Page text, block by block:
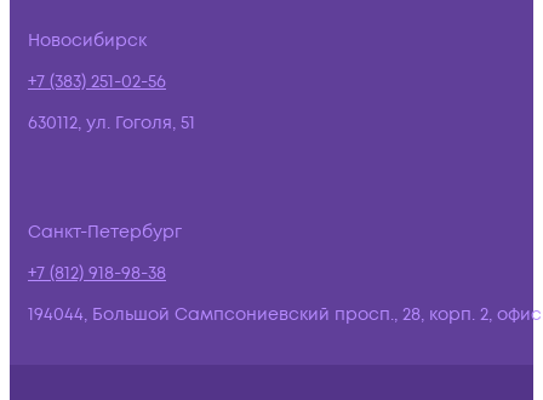
Новосибирск
+7 (383) 251-02-56
630112, ул. Гоголя, 51
Санкт-Петербург
+7 (812) 918-98-38
194044, Большой Сампсониевский просп., 28, корп. 2,